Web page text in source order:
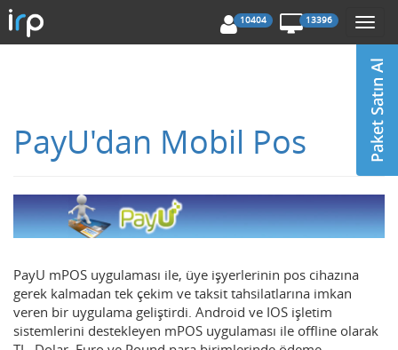
10404 13396
PayU'dan Mobil Pos
PayU mPOS uygulaması ile, üye işyerlerinin pos cihazına
gerek kalmadan tek çekim ve taksit tahsilatlarına imkan
veren bir uygulama geliştirdi. Android ve IOS işletim
sistemlerini destekleyen mPOS uygulaması ile offline olarak